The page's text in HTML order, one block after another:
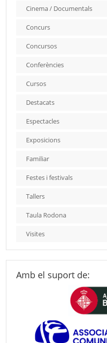
Cinema / Documentals
Concurs
Concursos
Conferències
Cursos
Destacats
Espectacles
Exposicions
Familiar
Festes i festivals
Tallers
Taula Rodona
Visites
Amb el suport de: